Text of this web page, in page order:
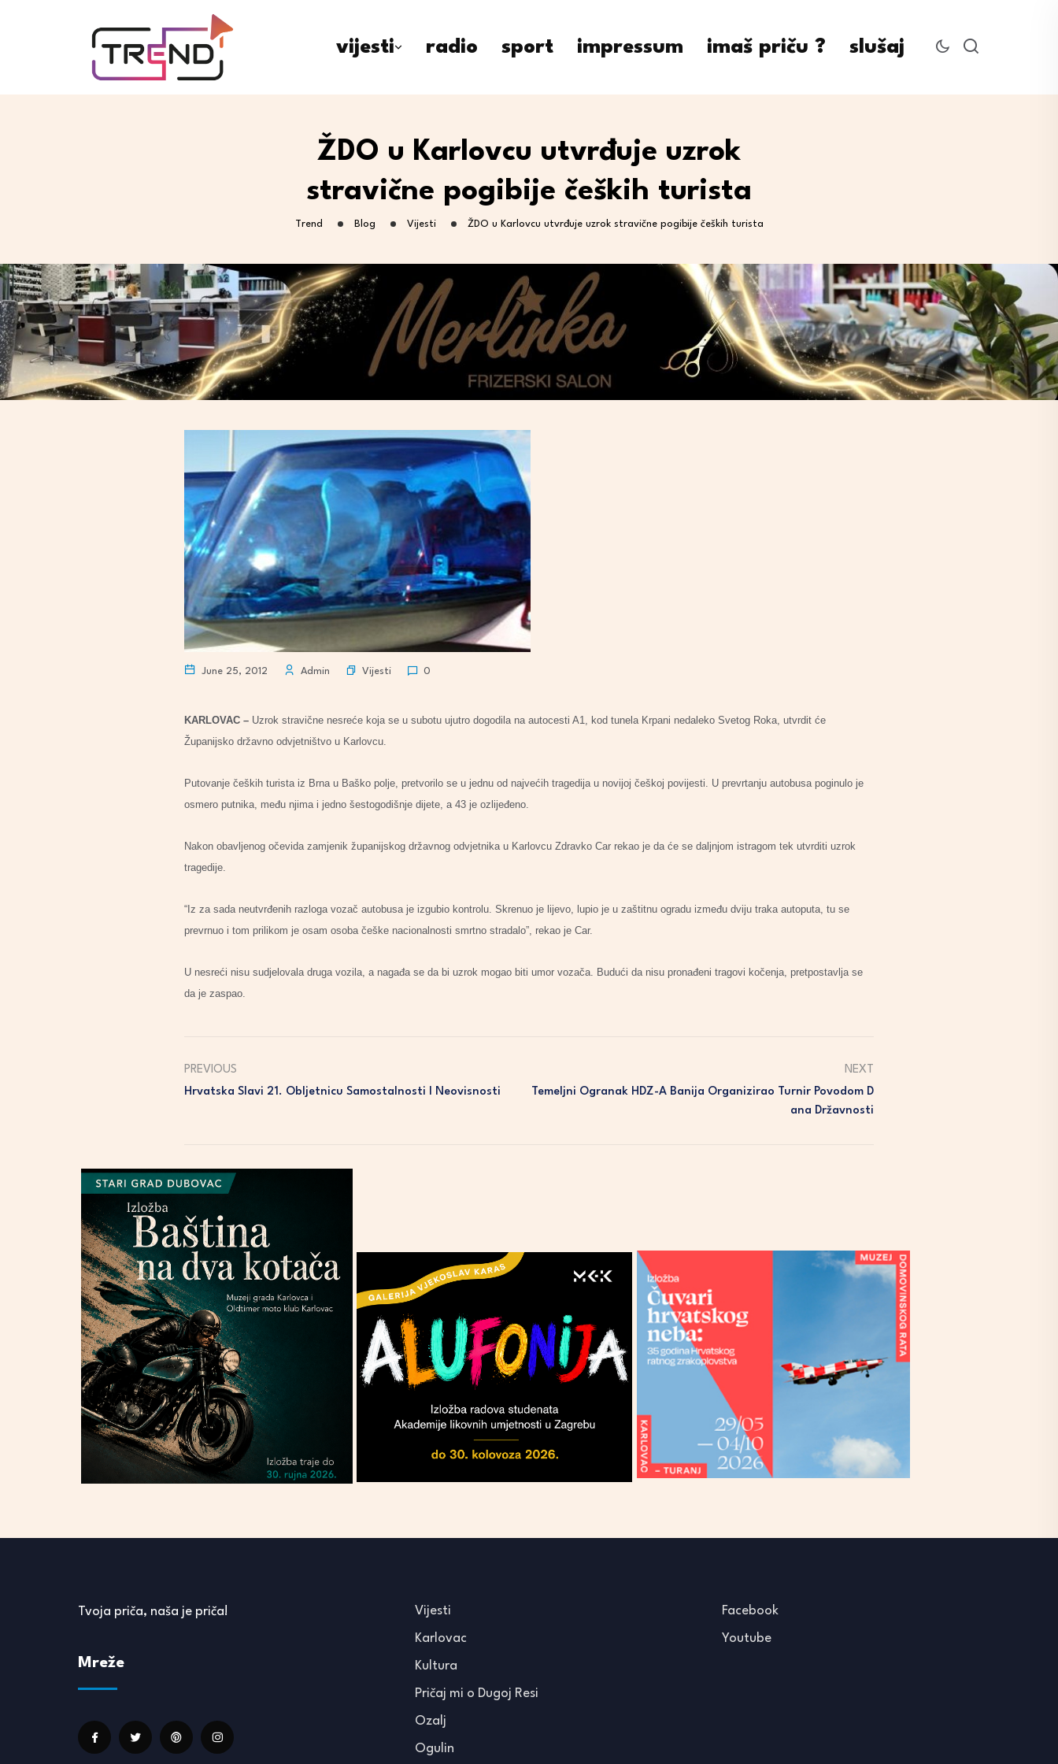
vijesti radio sport impressum imaš priču ? slušaj
ŽDO u Karlovcu utvrđuje uzrok
stravične pogibije čeških turista
Trend Blog Vijesti ŽDO u Karlovcu utvrđuje uzrok stravične pogibije čeških turista
June 25, 2012 Admin Vijesti 0
KARLOVAC – Uzrok stravične nesreće koja se u subotu ujutro dogodila na autocesti A1, kod tunela Krpani nedaleko Svetog Roka, utvrdit će
Županijsko državno odvjetništvo u Karlovcu.
Putovanje čeških turista iz Brna u Baško polje, pretvorilo se u jednu od najvećih tragedija u novijoj češkoj povijesti. U prevrtanju autobusa poginulo je
osmero putnika, među njima i jedno šestogodišnje dijete, a 43 je ozlijeđeno.
Nakon obavljenog očevida zamjenik županijskog državnog odvjetnika u Karlovcu Zdravko Car rekao je da će se daljnjom istragom tek utvrditi uzrok
tragedije.
“Iz za sada neutvrđenih razloga vozač autobusa je izgubio kontrolu. Skrenuo je lijevo, lupio je u zaštitnu ogradu između dviju traka autoputa, tu se
prevrnuo i tom prilikom je osam osoba češke nacionalnosti smrtno stradalo”, rekao je Car.
U nesreći nisu sudjelovala druga vozila, a nagađa se da bi uzrok mogao biti umor vozača. Budući da nisu pronađeni tragovi kočenja, pretpostavlja se
da je zaspao.
PREVIOUS
Hrvatska Slavi 21. Obljetnicu Samostalnosti I Neovisnosti
NEXT
Temeljni Ogranak HDZ-A Banija Organizirao Turnir Povodom D
Ana Državnosti
Tvoja priča, naša je priča!
Mreže
Vijesti
Karlovac
Kultura
Pričaj mi o Dugoj Resi
Ozalj
Ogulin
Facebook
Youtube